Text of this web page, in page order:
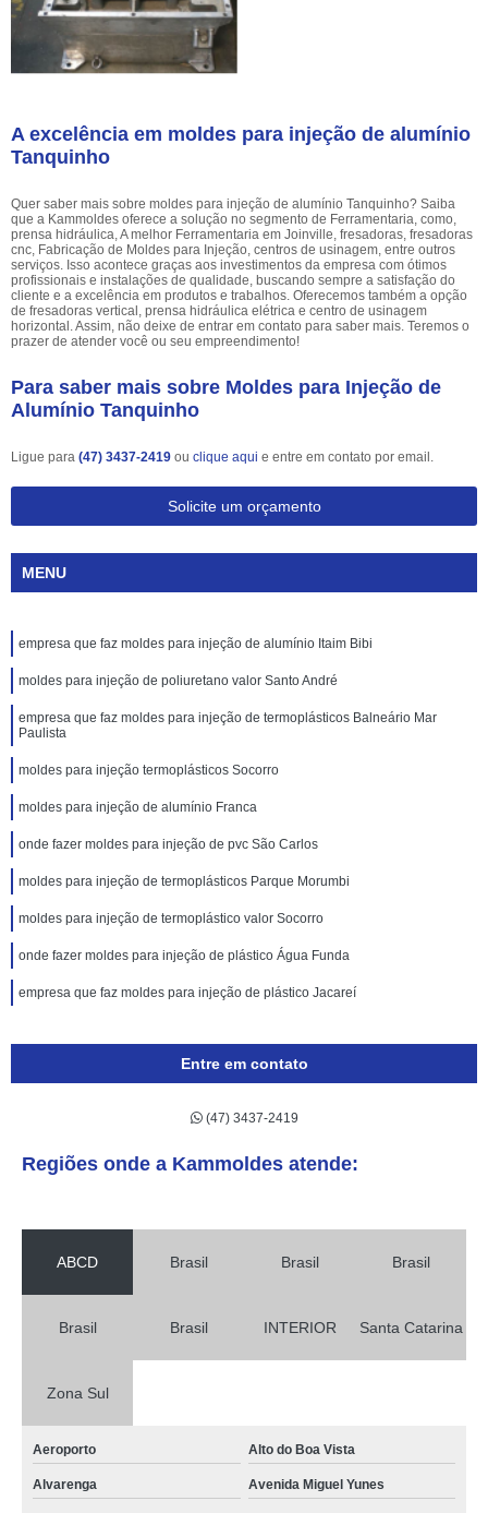
A excelência em moldes para injeção de alumínio
Tanquinho
Quer saber mais sobre moldes para injeção de alumínio Tanquinho? Saiba
que a Kammoldes oferece a solução no segmento de Ferramentaria, como,
prensa hidráulica, A melhor Ferramentaria em Joinville, fresadoras, fresadoras
cnc, Fabricação de Moldes para Injeção, centros de usinagem, entre outros
serviços. Isso acontece graças aos investimentos da empresa com ótimos
profissionais e instalações de qualidade, buscando sempre a satisfação do
cliente e a excelência em produtos e trabalhos. Oferecemos também a opção
de fresadoras vertical, prensa hidráulica elétrica e centro de usinagem
horizontal. Assim, não deixe de entrar em contato para saber mais. Teremos o
prazer de atender você ou seu empreendimento!
Para saber mais sobre Moldes para Injeção de
Alumínio Tanquinho
Ligue para (47) 3437-2419 ou clique aqui e entre em contato por email.
Solicite um orçamento
MENU
empresa que faz moldes para injeção de alumínio Itaim Bibi
moldes para injeção de poliuretano valor Santo André
empresa que faz moldes para injeção de termoplásticos Balneário Mar
Paulista
moldes para injeção termoplásticos Socorro
moldes para injeção de alumínio Franca
onde fazer moldes para injeção de pvc São Carlos
moldes para injeção de termoplásticos Parque Morumbi
moldes para injeção de termoplástico valor Socorro
onde fazer moldes para injeção de plástico Água Funda
empresa que faz moldes para injeção de plástico Jacareí
Entre em contato
(47) 3437-2419
Regiões onde a Kammoldes atende:
ABCD Brasil Brasil Brasil
Brasil Brasil INTERIOR Santa Catarina
Zona Sul
Aeroporto Alto do Boa Vista
Alvarenga Avenida Miguel Yunes